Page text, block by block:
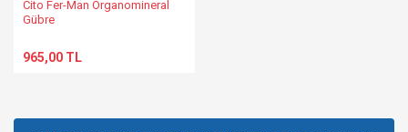
Cito Fer-Man Organomineral
Gübre
965,00 TL